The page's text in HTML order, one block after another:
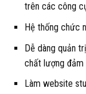
trên các công
Hệ thống chức
Dễ dàng quản
chất lượng đảm
Làm website